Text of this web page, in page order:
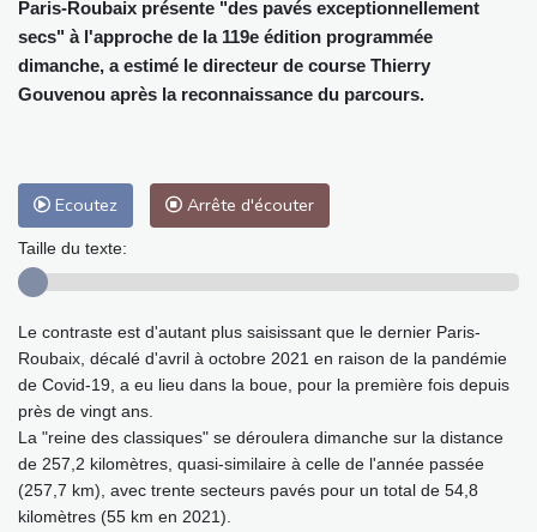
Paris-Roubaix présente "des pavés exceptionnellement
secs" à l'approche de la 119e édition programmée
dimanche, a estimé le directeur de course Thierry
Gouvenou après la reconnaissance du parcours.
Ecoutez Arrête d'écouter
Taille du texte:
Le contraste est d'autant plus saisissant que le dernier Paris-
Roubaix, décalé d'avril à octobre 2021 en raison de la pandémie
de Covid-19, a eu lieu dans la boue, pour la première fois depuis
près de vingt ans.
La "reine des classiques" se déroulera dimanche sur la distance
de 257,2 kilomètres, quasi-similaire à celle de l'année passée
(257,7 km), avec trente secteurs pavés pour un total de 54,8
kilomètres (55 km en 2021).